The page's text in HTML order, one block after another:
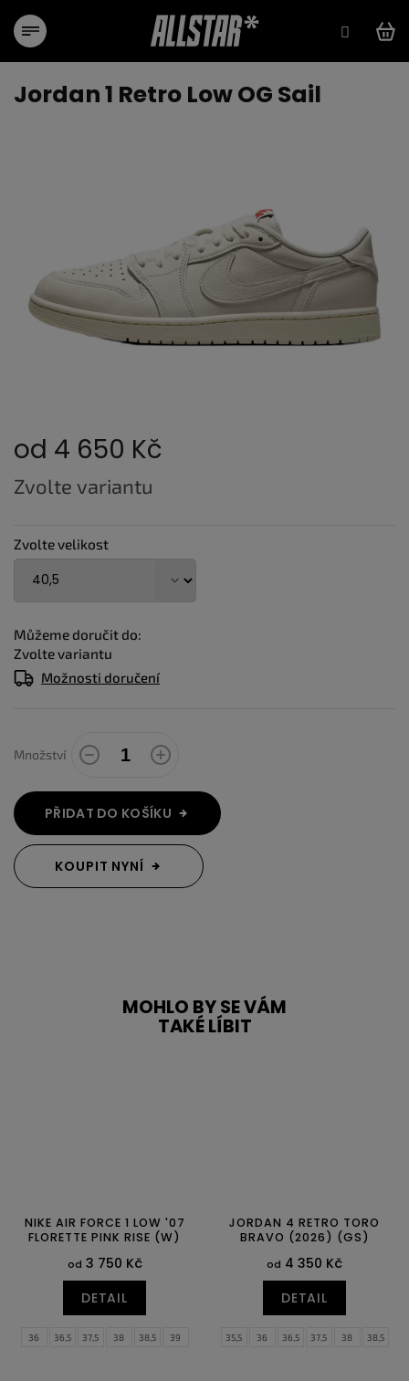
obsah
Jordan 1 Retro Low OG Sail
od 4 650 Kč
Měrná
cena:
Zvolte variantu
Zvolte velikost
Můžeme doručit do:
Zvolte variantu
Možnosti doručení
Množství
PŘIDAT DO KOŠÍKU
KOUPIT NYNÍ
MOHLO BY SE VÁM
TAKÉ LÍBIT
NIKE AIR FORCE 1 LOW '07
FLORETTE PINK RISE (W)
od 3 750 Kč
DETAIL
36 36,5 37,5 38 38,5
39
JORDAN 4 RETRO TORO
BRAVO (2026) (GS)
od 4 350 Kč
DETAIL
35,5 36 36,5 37,5 38
38,5